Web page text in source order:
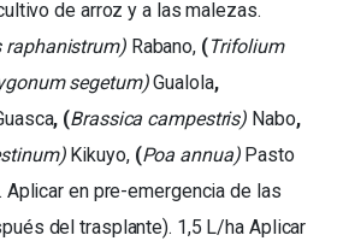
de arroz y a las malezas.
raphanistrum) Rabano, (Trifolium
segetum)Gualola,
, (Brassica campestris) Nabo,
Kikuyo,(Poa annua) Pasto
Aplicar en pre-emergencia de las
del trasplante). 1,5 L/ha Aplicar